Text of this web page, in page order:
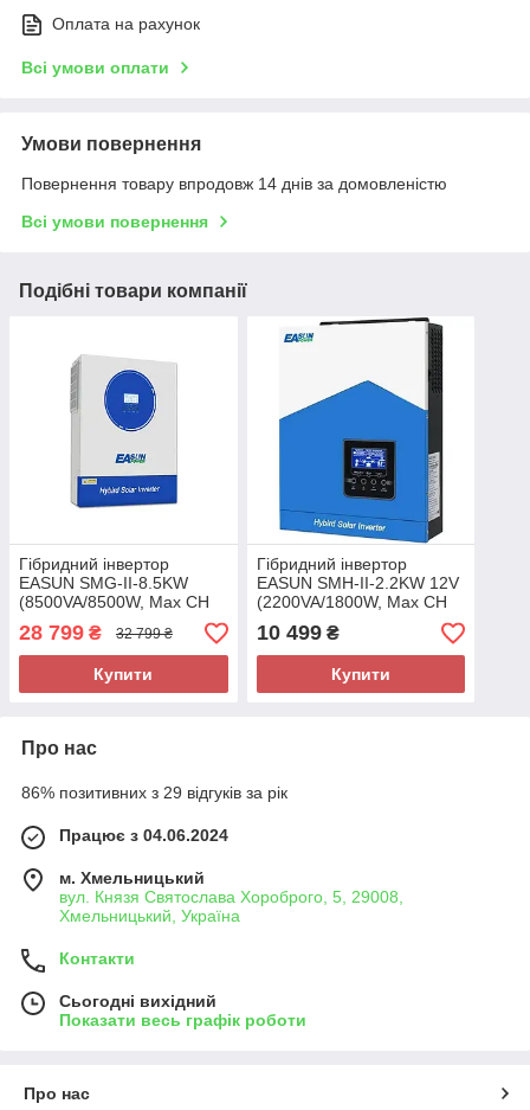
Оплата на рахунок
Всі умови оплати
Умови повернення
Повернення товару впродовж 14 днів за домовленістю
Всі умови повернення
Подібні товари компанії
Гібридний інвертор
EASUN SMG-II-8.5KW
(8500VA/8500W, Max CH
140A, AC 120, 48v) Wi-Fi
28 799 ₴ 32 799 ₴
Купити
Гібридний інвертор
EASUN SMH-II-2.2KW 12V
(2200VA/1800W, Max CH
80A, AC 60) Wi-Fi
10 499₴
Купити
Про нас
86% позитивних з 29 відгуків за рік
Працює з 04.06.2024
м. Хмельницький
вул. Князя Святослава Хороброго, 5, 29008,
Хмельницький, Україна
Контакти
Сьогодні вихідний
Показати весь графік роботи
Про нас